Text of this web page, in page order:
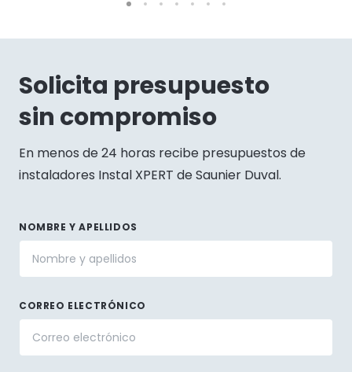
Solicita presupuesto
sin compromiso
En menos de 24 horas recibe presupuestos de
instaladores Instal XPERT de Saunier Duval.
NOMBRE Y APELLIDOS
CORREO ELECTRÓNICO